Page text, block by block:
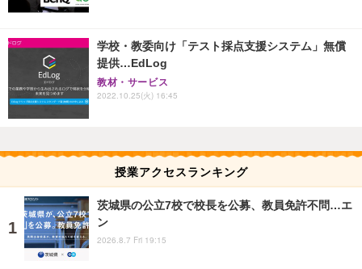
学校・教委向け「テスト採点支援システム」無償
提供…EdLog
教材・サービス
2022.10.25(火) 16:45
授業アクセスランキング
茨城県の公立7校で校長を公募、教員免許不問…エ
ン
2026.8.7 Fri 19:15